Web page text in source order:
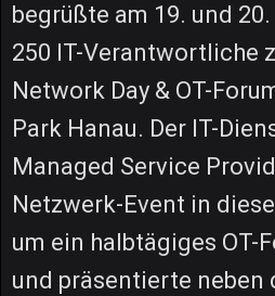
begrüßte am 19. und
250 IT-Verantwortliche
Network Day & OT-
Park Hanau. Der IT-
Managed Service
Netzwerk-Event in
um ein halbtägiges OT-
und präsentierte neben